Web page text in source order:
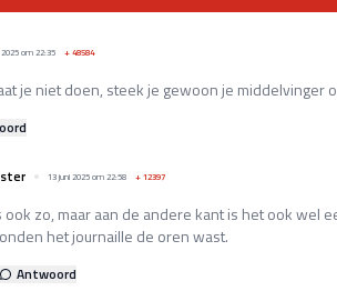
2025 om 22:35 +48584
je niet doen, steek je gewoon je middelvinger
13 juni 2025 om 22:58 +12397
ook zo, maar aan de andere kant is het ook wel
het journaille de oren wast.
Antwoord